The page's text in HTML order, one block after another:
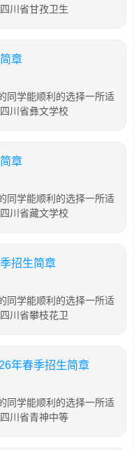
川省甘孜卫生
章
同学能顺利的选择一所适
川省彝文学校
章
同学能顺利的选择一所适
川省藏文学校
招生简章
同学能顺利的选择一所适
川省攀枝花卫
年春季招生简章
同学能顺利的选择一所适
川省青神中等